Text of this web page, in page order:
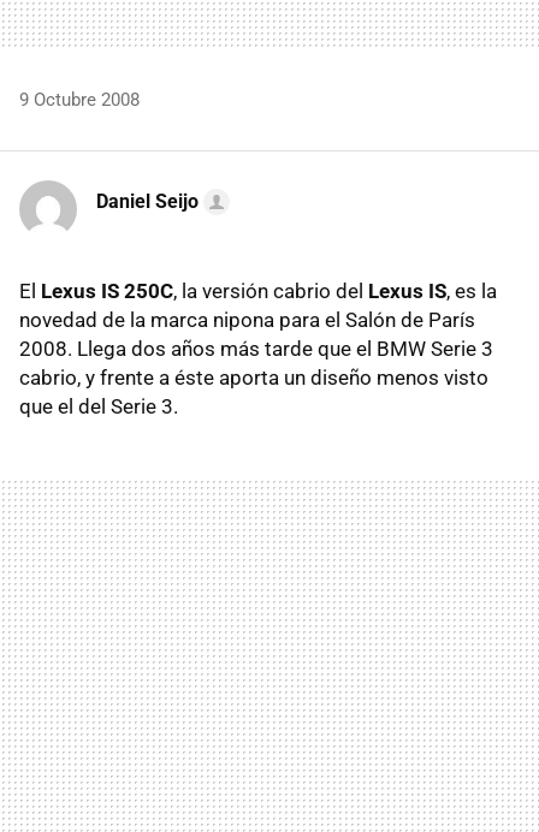
9 Octubre 2008
Daniel Seijo
El Lexus IS 250C, la versión cabrio del Lexus IS, es la
novedad de la marca nipona para el Salón de París
2008. Llega dos años más tarde que el BMW Serie 3
cabrio, y frente a éste aporta un diseño menos visto
que el del Serie 3.